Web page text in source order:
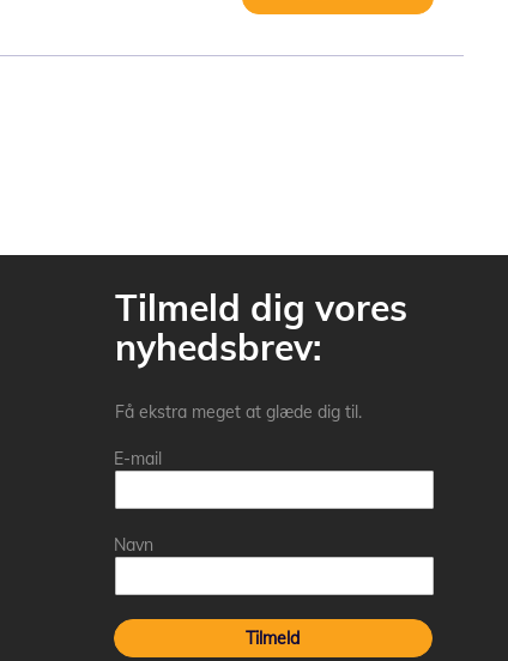
Tilmeld dig vores
nyhedsbrev:
Få ekstra meget at glæde dig til.
E-mail
Navn
Tilmeld